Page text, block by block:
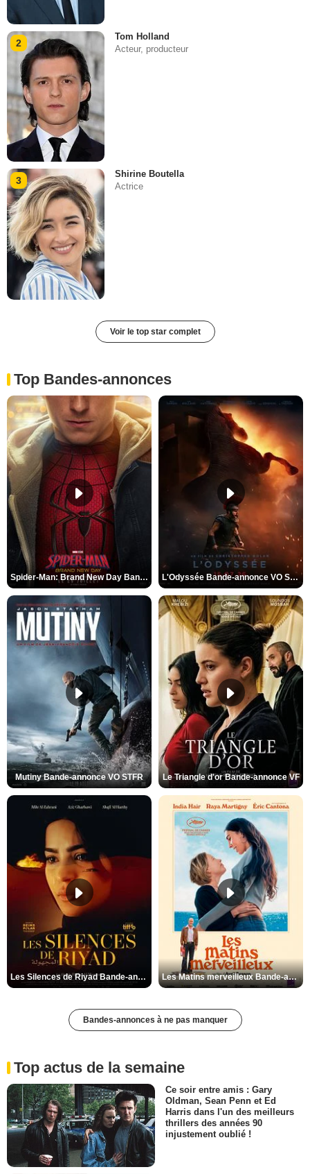
2
Tom Holland
Acteur, producteur
3
Shirine Boutella
Actrice
Voir le top star complet
Top Bandes-annonces
Spider-Man: Brand New Day Bande-annonce VO STFR L'Odyssée Bande-annonce VO STFR
Mutiny Bande-annonce VO STFR Le Triangle d'or Bande-annonce VF
Les Silences de Riyad Bande-annonce VO STFR Les Matins merveilleux Bande-annonce VF
Bandes-annonces à ne pas manquer
Top actus de la semaine
Ce soir entre amis : Gary
Oldman, Sean Penn et Ed
Harris dans l'un des meilleurs
thrillers des années 90
injustement oublié !